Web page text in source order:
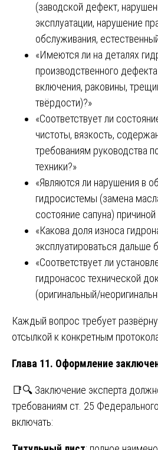
(заводской дефект,
эксплуатации, нарушение
обслуживания,
«Имеются ли на деталях
производственного
включения, раковины,
твёрдости)?»
«Соответствует ли
чистоты, вязкость,
требованиям руководства
техники?»
«Являются ли нарушения в
гидросистемы (замена
состояние сапуна)
«Какова доля износа
эксплуатироваться дальше
«Соответствует ли
гидронасос технической
(оригинальный/
Каждый вопрос требует
отсылкой к конкретным
Глава 11. Оформление
📑🔍 Заключение эксперта
требованиям ст. 25
включать: